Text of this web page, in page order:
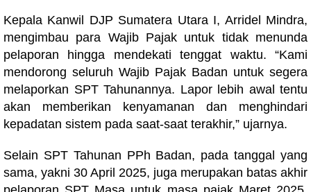
Kepala Kanwil DJP Sumatera Utara I, Arridel Mindra,
mengimbau para Wajib Pajak untuk tidak menunda
pelaporan hingga mendekati tenggat waktu. “Kami
mendorong seluruh Wajib Pajak Badan untuk segera
melaporkan SPT Tahunannya. Lapor lebih awal tentu
akan memberikan kenyamanan dan menghindari
kepadatan sistem pada saat-saat terakhir,” ujarnya.
Selain SPT Tahunan PPh Badan, pada tanggal yang
sama, yakni 30 April 2025, juga merupakan batas akhir